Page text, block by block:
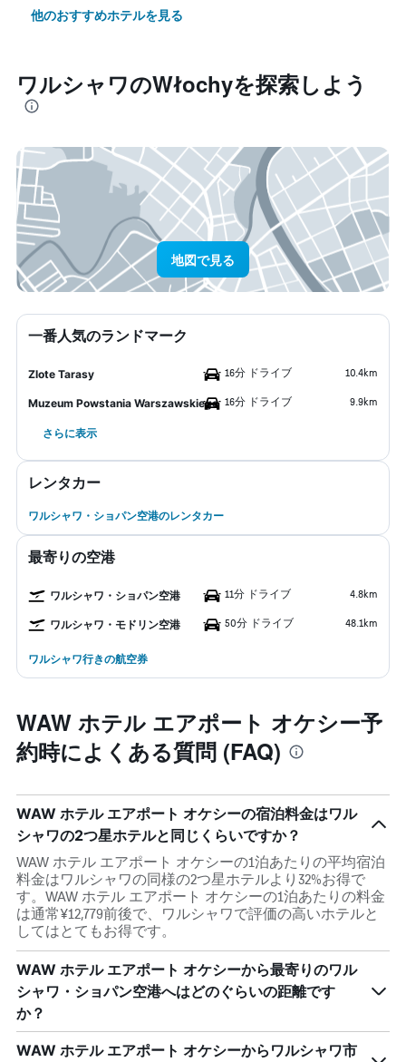
他のおすすめホテルを見る
ワルシャワ​のWłochy​を探索しよう
地図で見る
一番人気のランドマーク
Zlote Tarasy 16分 ドライブ 10.4km
Muzeum Powstania Warszawskiego 16分 ドライブ 9.9km
さらに表示
レンタカー
ワルシャワ・ショパン空港のレンタカー
最寄りの空港
ワルシャワ・ショパン空港 11分 ドライブ 4.8km
ワルシャワ・モドリン空港 50分 ドライブ 48.1km
ワルシャワ行きの航空券
WAW ホテル エアポート オケシー予
約時によくある質問 (FAQ)
WAW ホテル エアポート オケシーの宿泊料金はワル
シャワの2つ星ホテルと同じくらいですか？
WAW ホテル エアポート オケシーの1泊あたりの平均宿泊
料金はワルシャワの同様の2つ星ホテルより32%お得で
す。WAW ホテル エアポート オケシーの1泊あたりの料金
は通常¥12,779前後で、ワルシャワで評価の高いホテルと
してはとてもお得です。
WAW ホテル エアポート オケシーから最寄りのワル
シャワ・ショパン空港へはどのぐらいの距離です
か？
WAW ホテル エアポート オケシーからワルシャワ市